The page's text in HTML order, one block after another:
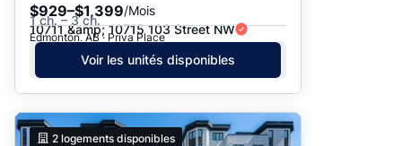
$929–$1,399/Mois
1 ch. – 3 ch.
10711 &amp; 10715 103 Street NW
Edmonton, AB · Priya Place
Voir les unités disponibles
2 logements disponibles